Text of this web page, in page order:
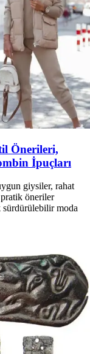
Önerileri,
İpuçları
giysiler, rahat
öneriler
sürdürülebilir moda